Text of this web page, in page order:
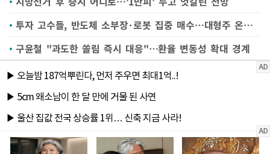
투자 고수들, 반도체 소부장·로봇 집중 매수…대형주 온기에 소부장 몸값 껑충
구윤철 "과도한 쏠림 즉시 대응"…환율 변동성 확대 경계